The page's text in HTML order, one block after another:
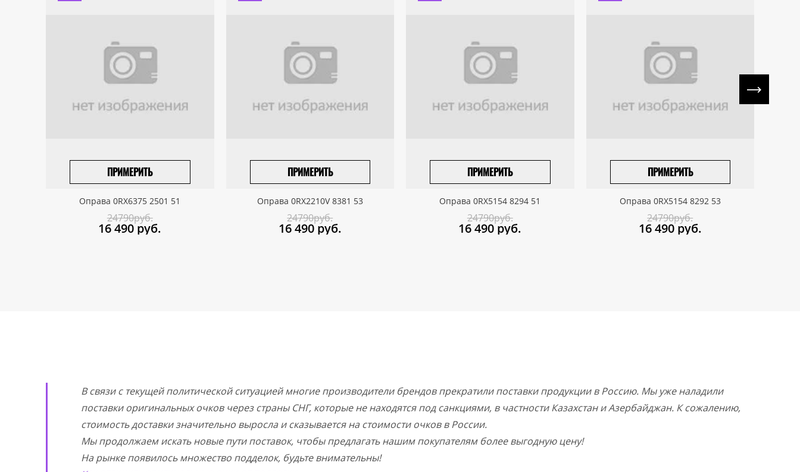
ПРИМЕРИТЬ
ПРИВЕЗТИ ПОД ЗАКАЗ
Оправа 0RX6375 2501 51
24790руб.
16 490 руб.
ПРИМЕРИТЬ
ПРИВЕЗТИ ПОД ЗАКАЗ
Оправа 0RX2210V 8381 53
24790руб.
16 490 руб.
ПРИМЕРИТЬ
ПРИВЕЗТИ ПОД ЗАКАЗ
Оправа 0RX5154 8294 51
24790руб.
16 490 руб.
ПРИМЕРИТЬ
ПРИВЕЗТИ ПОД ЗАКАЗ
Оправа 0RX5154 8292 53
24790руб.
16 490 руб.
В связи с текущей политической ситуацией многие производители брендов прекратили поставки продукции в Россию. Мы уже наладили
поставки оригинальных очков через страны СНГ, которые не находятся под санкциями, в частности Казахстан и Азербайджан. К сожалению,
стоимость доставки значительно выросла и сказывается на стоимости очков в России.
Мы продолжаем искать новые пути поставок, чтобы предлагать нашим покупателям более выгодную цену!
На рынке появилось множество подделок, будьте внимательны!